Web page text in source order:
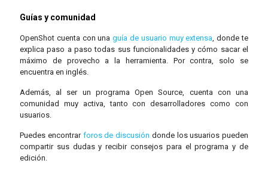
Guías y comunidad
OpenShot cuenta con unaguía de usuario muy extensa , donde te
explica paso a paso todas sus funcionalidades y cómo sacar el
máximo de provecho a la herramienta. Por contra, solo se
encuentra en inglés.
Además, al ser un programa Open Source, cuenta con una
comunidad muy activa, tanto con desarrolladores como con
usuarios.
Puedes encontrar foros de discusión donde los usuarios pueden
compartir sus dudas y recibir consejos para el programa y de
edición.